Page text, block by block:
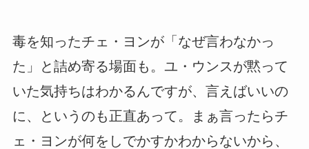
毒を知ったチェ・ヨンが「なぜ言わなかっ
た」と詰め寄る場面も。ユ・ウンスが黙って
いた気持ちはわかるんですが、言えばいいの
に、というのも正直あって。まぁ言ったらチ
ェ・ヨンが何をしでかすかわからないから、